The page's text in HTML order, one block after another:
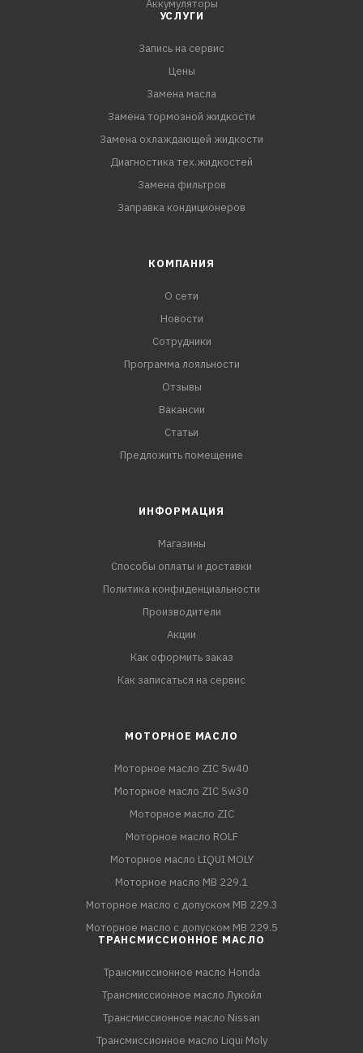
Аккумуляторы
УСЛУГИ
Запись на сервис
Цены
Замена масла
Замена тормозной жидкости
Замена охлаждающей жидкости
Диагностика тех.жидкостей
Замена фильтров
Заправка кондиционеров
КОМПАНИЯ
О сети
Новости
Сотрудники
Программа лояльности
Отзывы
Вакансии
Статьи
Предложить помещение
ИНФОРМАЦИЯ
Магазины
Способы оплаты и доставки
Политика конфиденциальности
Производители
Акции
Как оформить заказ
Как записаться на сервис
МОТОРНОЕ МАСЛО
Моторное масло ZIC 5w40
Моторное масло ZIC 5w30
Моторное масло ZIC
Моторное масло ROLF
Моторное масло LIQUI MOLY
Моторное масло MB 229.1
Моторное масло с допуском MB 229.3
Моторное масло с допуском MB 229.5
ТРАНСМИССИОННОЕ МАСЛО
Трансмиссионное масло Honda
Трансмиссионное масло Лукойл
Трансмиссионное масло Nissan
Трансмиссионное масло Liqui Moly